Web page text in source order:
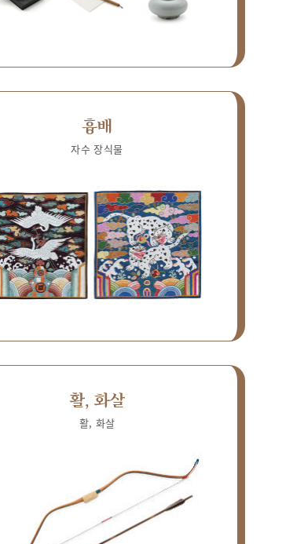
흉배
자수 장식물
활, 화살
활, 화살